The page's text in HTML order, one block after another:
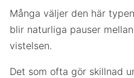
Många väljer den här
blir naturliga pauser
vistelsen.
Det som ofta gör skillnad